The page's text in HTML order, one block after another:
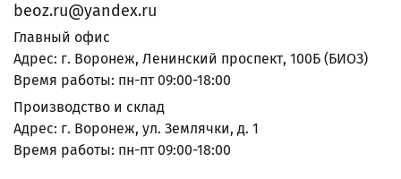
beoz.ru@yandex.ru
Главный офис
Адрес: г. Воронеж, Ленинский проспект, 100Б (БИОЗ)
Время работы: пн-пт 09:00-18:00
Производство и склад
Адрес: г. Воронеж, ул. Землячки, д. 1
Время работы: пн-пт 09:00-18:00